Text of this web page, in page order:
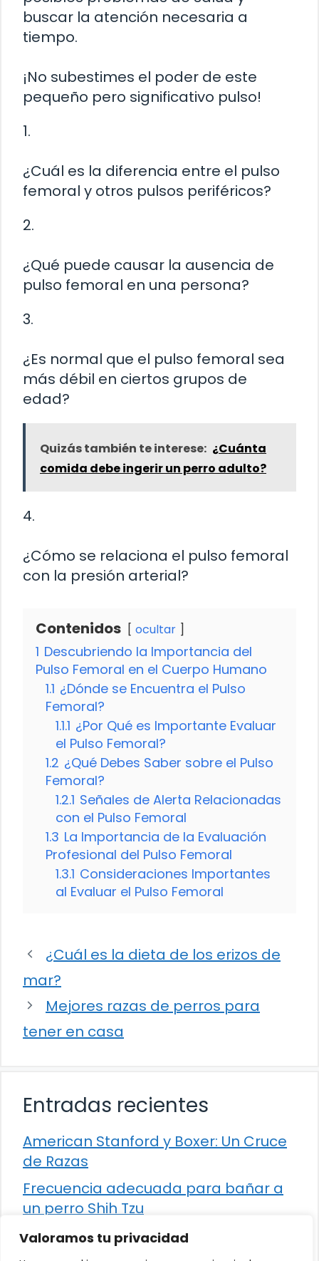
Valoramos tu privacidad
buscar la atención necesaria a
tiempo.
¡No subestimes el poder de este
pequeño pero significativo pulso!
1.
¿Cuál es la diferencia entre el pulso
femoral y otros pulsos periféricos?
2.
¿Qué puede causar la ausencia de
pulso femoral en una persona?
3.
¿Es normal que el pulso femoral sea
más débil en ciertos grupos de
edad?
Quizás también te interese: ¿Cuánta
comida debe ingerir un perro adulto?
4.
¿Cómo se relaciona el pulso femoral
con la presión arterial?
Contenidos ocultar
1 Descubriendo la Importancia del
Pulso Femoral en el Cuerpo Humano
1.1 ¿Dónde se Encuentra el Pulso
Femoral?
1.1.1 ¿Por Qué es Importante Evaluar
el Pulso Femoral?
1.2 ¿Qué Debes Saber sobre el Pulso
Femoral?
1.2.1 Señales de Alerta Relacionadas
con el Pulso Femoral
1.3 La Importancia de la Evaluación
Profesional del Pulso Femoral
1.3.1 Consideraciones Importantes
al Evaluar el Pulso Femoral
¿Cuál es la dieta de los erizos de
mar?
Mejores razas de perros para
tener en casa
Entradas recientes
American Stanford y Boxer: Un Cruce
de Razas
Frecuencia adecuada para bañar a
un perro Shih Tzu
Comparación entre Apache Storm y
Spark Streaming